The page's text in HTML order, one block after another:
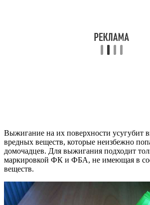
Выжигание на их поверхности усугубит
вредных веществ, которые неизбежно
домочадцев. Для выжигания подходит
маркировкой ФК и ФБА, не имеющая в
веществ.